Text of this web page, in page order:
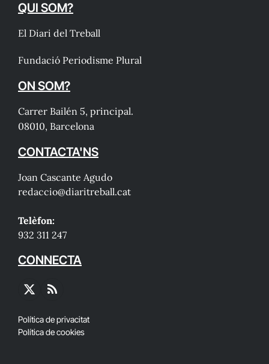
QUI SOM?
El Diari del Treball
Fundació Periodisme Plural
ON SOM?
Carrer Bailén 5, principal.
08010, Barcelona
CONTACTA'NS
Joan Cascante Agudo
redaccio@diaritreball.cat
Telèfon:
932 311 247
CONNECTA
X
RSS
Política de privacitat
Política de cookies